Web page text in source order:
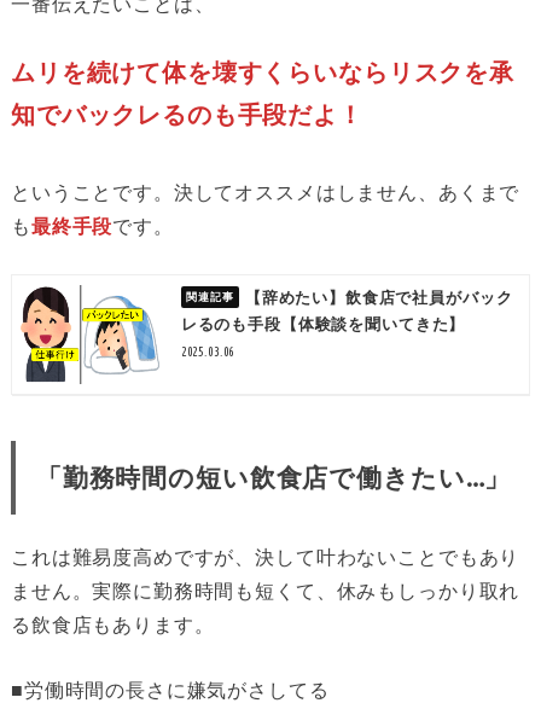
ムリを続けて体を壊すくらいならリスクを承
知でバックレるのも手段だよ！
ということです。決してオススメはしません、あくまで
も最終手段です。
【辞めたい】飲食店で社員がバック
レるのも手段【体験談を聞いてきた】
2025.03.06
「勤務時間の短い飲食店で働きたい…」
これは難易度高めですが、決して叶わないことでもあり
ません。実際に勤務時間も短くて、休みもしっかり取れ
る飲食店もあります。
■労働時間の長さに嫌気がさしてる